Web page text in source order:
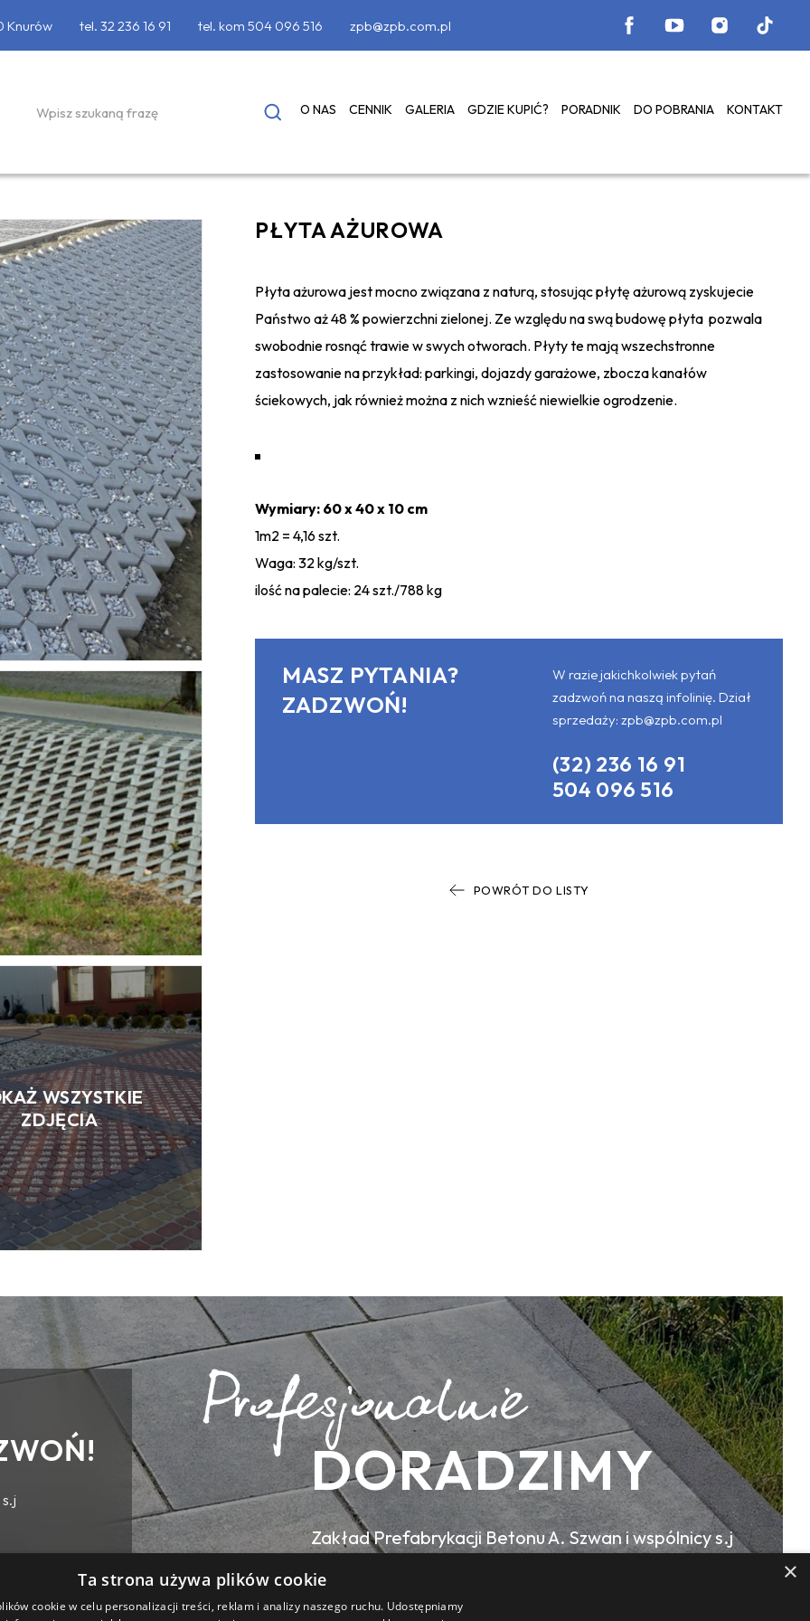
Knurów tel. 32 236 16 91 tel. kom 504 096 516 zpb@zpb.com.pl
O NAS CENNIK GALERIA GDZIE KUPIĆ? PORADNIK DO POBRANIA KONTAKT
WSZYSTKIE
ZDJĘCIA
PŁYTA AŻUROWA
Płyta ażurowa jest mocno związana z naturą, stosując płytę ażurową zyskujecie
Państwo aż 48 % powierzchni zielonej. Ze względu na swą budowę płyta pozwala
swobodnie rosnąć trawie w swych otworach. Płyty te mają wszechstronne
zastosowanie na przykład: parkingi, dojazdy garażowe, zbocza kanałów
ściekowych, jak również można z nich wznieść niewielkie ogrodzenie.
Wymiary: 60 x 40 x 10 cm
1m2 = 4,16 szt.
Waga: 32 kg/szt.
ilość na palecie: 24 szt./788 kg
MASZ PYTANIA?
ZADZWOŃ!
W razie jakichkolwiek pytań
zadzwoń na naszą infolinię. Dział
sprzedaży: zpb@zpb.com.pl
(32) 236 16 91
504 096 516
POWRÓT DO LISTY
DORADZIMY
Zakład Prefabrykacji Betonu A. Szwan i wspólnicy s.j
ul. Wilsona 32, 44-190 Knurów
×
Ta strona używa plików cookie
cookie w celu personalizacji treści, reklam i analizy naszego ruchu. Udostępniamy